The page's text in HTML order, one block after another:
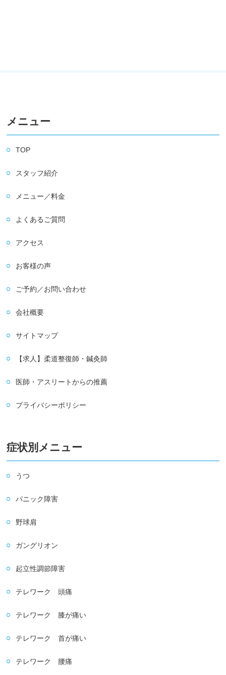
メニュー
TOP
スタッフ紹介
メニュー／料金
よくあるご質問
アクセス
お客様の声
ご予約／お問い合わせ
会社概要
サイトマップ
【求人】柔道整復師・鍼灸師
医師・アスリートからの推薦
プライバシーポリシー
症状別メニュー
うつ
パニック障害
野球肩
ガングリオン
起立性調節障害
テレワーク 頭痛
テレワーク 膝が痛い
テレワーク 首が痛い
テレワーク 腰痛